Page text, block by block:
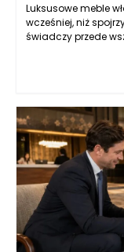
Luksusowe meble
wcześniej, niż
świadczy przede
argumentem,
produkt
dany model
wykonane
szlachetną fakturę i
chwilowej modzie.
się spokojną
formę lub bardziej
wrażenia
przemyślanego
uzasadnienie.